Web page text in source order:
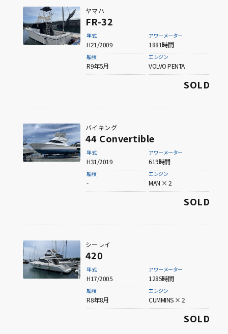
ヤマハ
FR-32
年式
H21/2009
アワーメーター
1881時間
船検
R9年5月
エンジン
VOLVO PENTA
SOLD
バイキング
44 Convertible
年式
H31/2019
アワーメーター
619時間
船検
-
エンジン
MAN × 2
SOLD
シーレイ
420
年式
H17/2005
アワーメーター
1285時間
船検
R8年8月
エンジン
CUMMINS × 2
SOLD